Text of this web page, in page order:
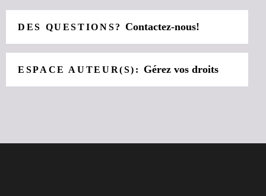
DES QUESTIONS?Contactez-nous!
ESPACE AUTEUR(S): Gérez vos droits